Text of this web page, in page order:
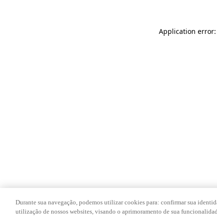
Application
Durante sua navegação, podemos utilizar cookies para: confirmar sua
utilização de nossos websites, visando o aprimoramento de sua